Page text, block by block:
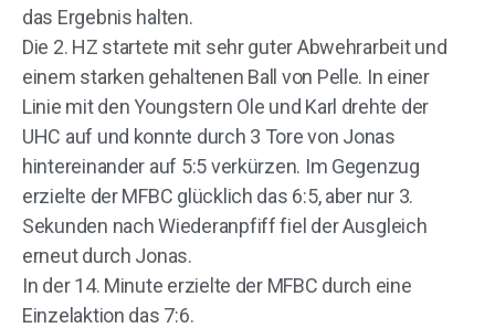
das Ergebnis halten.
Die 2. HZ startete mit sehr guter Abwehrarbeit und
einem starken gehaltenen Ball von Pelle. In einer
Linie mit den Youngstern Ole und Karl drehte der
UHC auf und konnte durch 3 Tore von Jonas
hintereinander auf 5:5 verkürzen. Im Gegenzug
erzielte der MFBC glücklich das 6:5, aber nur 3.
Sekunden nach Wiederanpfiff fiel der Ausgleich
erneut durch Jonas.
In der 14. Minute erzielte der MFBC durch eine
Einzelaktion das 7:6.